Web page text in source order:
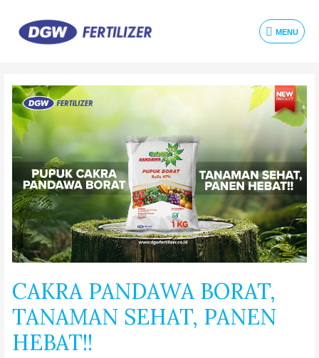
MENU
CAKRA PANDAWA BORAT,
TANAMAN SEHAT, PANEN
HEBAT!!